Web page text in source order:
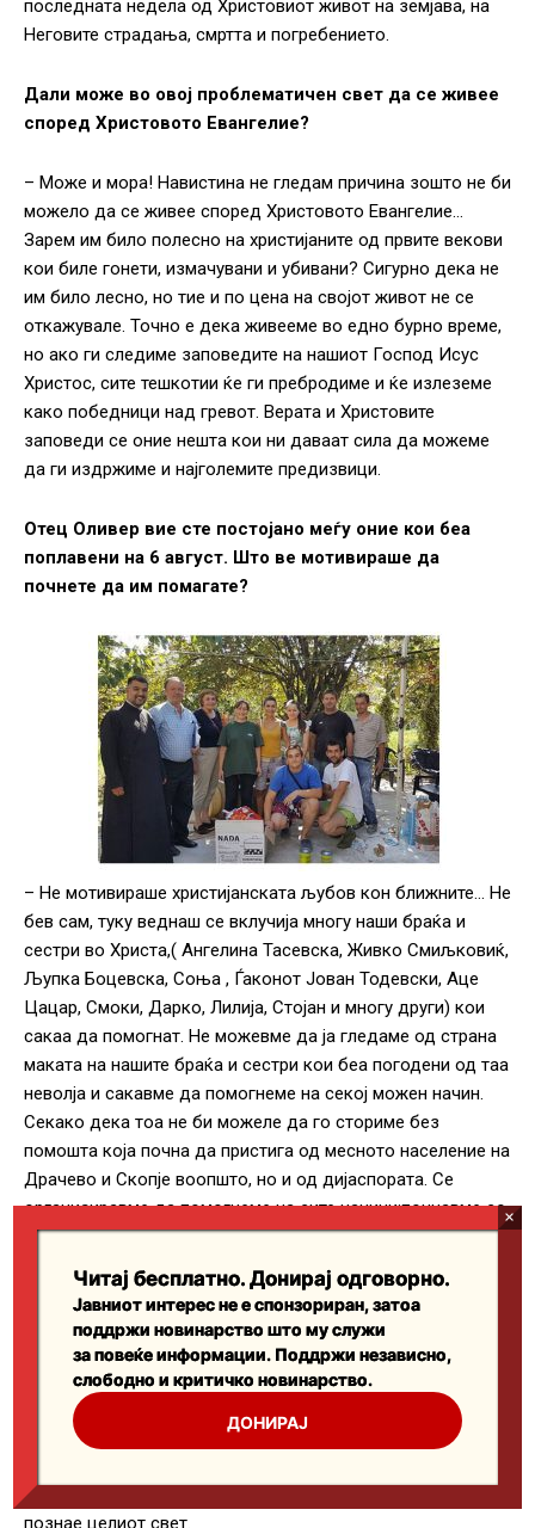
Читај бесплатно. Донирај одговорно.
Јавниот интерес не е спонзориран, затоа
поддржи новинарство што му служи
за повеќе информации. Поддржи независно,
слободно и критичко новинарство.
ДОНИРАЈ